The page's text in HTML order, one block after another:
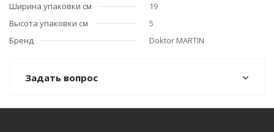
Ширина упаковки см
19
Высота упаковки см
5
Бренд
Doktor MARTIN
Задать вопрос